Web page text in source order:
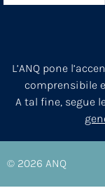
L’ANQ pone
comprensibile
A tal fine, segue
© 2026 ANQ